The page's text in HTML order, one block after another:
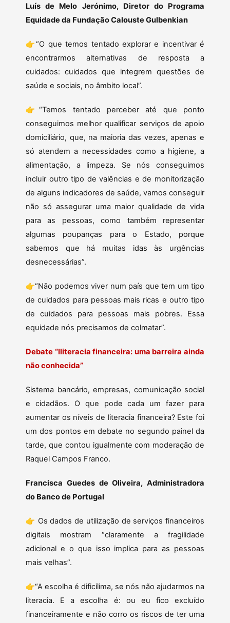
Luís de Melo Jerónimo, Diretor do Programa
Equidade da Fundação Calouste Gulbenkian
👉“O que temos tentado explorar e incentivar é
encontrarmos alternativas de resposta a
cuidados: cuidados que integrem questões de
saúde e sociais, no âmbito local”.
👉“Temos tentado perceber até que ponto
conseguimos melhor qualificar serviços de apoio
domiciliário, que, na maioria das vezes, apenas e
só atendem a necessidades como a higiene, a
alimentação, a limpeza. Se nós conseguimos
incluir outro tipo de valências e de monitorização
de alguns indicadores de saúde, vamos conseguir
não só assegurar uma maior qualidade de vida
para as pessoas, como também representar
algumas poupanças para o Estado, porque
sabemos que há muitas idas às urgências
desnecessárias”.
👉“Não podemos viver num país que tem um tipo
de cuidados para pessoas mais ricas e outro tipo
de cuidados para pessoas mais pobres. Essa
equidade nós precisamos de colmatar”.
Debate “Iliteracia financeira: uma barreira ainda
não conhecida”
Sistema bancário, empresas, comunicação social
e cidadãos. O que pode cada um fazer para
aumentar os níveis de literacia financeira? Este foi
um dos pontos em debate no segundo painel da
tarde, que contou igualmente com moderação de
Raquel Campos Franco.
Francisca Guedes de Oliveira, Administradora
do Banco de Portugal
👉 Os dados de utilização de serviços financeiros
digitais mostram “claramente a fragilidade
adicional e o que isso implica para as pessoas
mais velhas”.
👉“A escolha é dificílima, se nós não ajudarmos na
literacia. E a escolha é: ou eu fico excluído
financeiramente e não corro os riscos de ter uma